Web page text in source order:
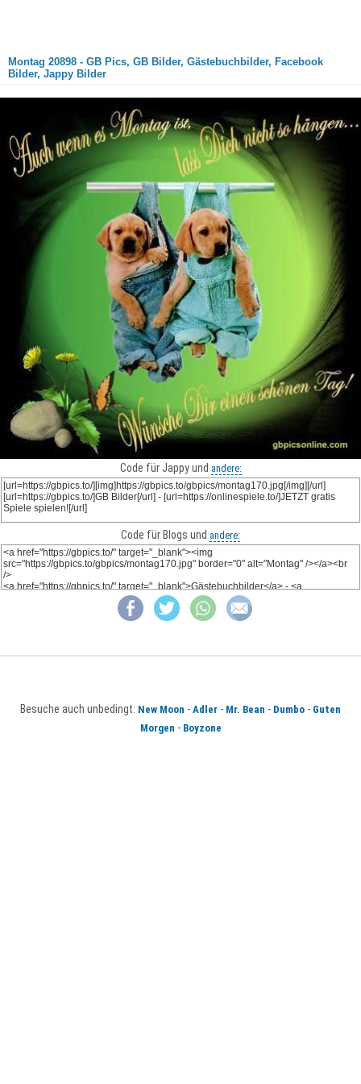
Montag 20898 - GB Pics, GB Bilder, Gästebuchbilder, Facebook
Bilder, Jappy Bilder
Code für Jappy und andere:
Code für Blogs und andere:
Besuche auch unbedingt: New Moon - Adler - Mr. Bean - Dumbo - Guten
Morgen - Boyzone